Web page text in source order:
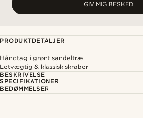
GIV MIG BESKED
PRODUKTDETALJER
Håndtag i grønt sandeltræ
Letvægtig & klassisk skraber
BESKRIVELSE
SPECIFIKATIONER
BEDØMMELSER